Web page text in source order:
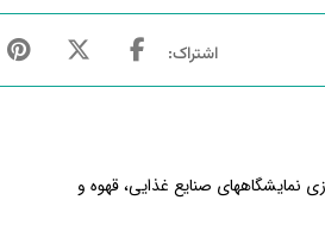
نمایشگاههای صنایع غذایی، قهوه و